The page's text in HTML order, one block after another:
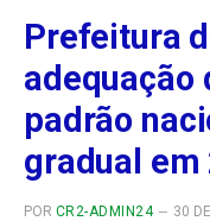
Prefeitura
adequação
padrão
gradual em
POR CR2-ADMIN24 30